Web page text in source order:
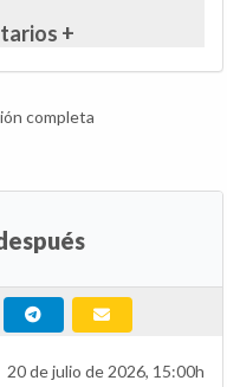
+
completa
20 de julio de 2026, 15:00h